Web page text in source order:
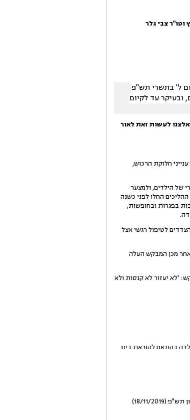
וטו"ר צבי גלר
חוקי להחלטתנו מיום ל' בתשרי תש"פ
ובעיקר עד לקיום
לעשות זאת לאור
חלוקת הרכוש,
של הילדים, ולמצער
החלו לפני כשנה
מדי שבוע, לרבות בפגרות ובחופשות,
אחת מבנות הצדדים לטיפול רגשי אצל
מכן המבקש העלה
המבקש: 'לא יעזור לא קנסות ולא
בהתאם להוראת בית
אדהכי והכי הגיש המבקש בקשות נוספות, ובהן בקשה לעיון מחדש בהחלטתנו בעניין הטיפול הרגשי בבת. בהחלטה מיום כ' בחשון תש"פ (18/11/2019)